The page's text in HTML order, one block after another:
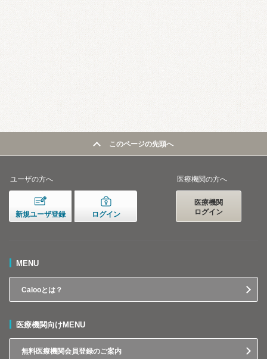
このページの先頭へ
ユーザの方へ
新規ユーザ登録 ログイン
医療機関の方へ
医療機関
ログイン
MENU
Calooとは？
医療機関向けMENU
無料医療機関会員登録のご案内